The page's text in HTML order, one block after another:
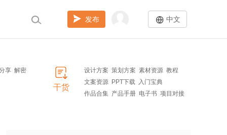
发布 中文
享 解密
干货
设计方案 策划方案 素材资源 教程
文案资源 PPT下载 入门宝典
作品合集 产品手册 电子书 项目对接